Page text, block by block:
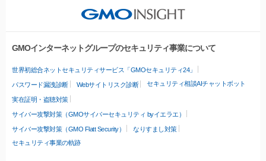
GMOインターネットグループのセキュリティ事業について
世界初総合ネットセキュリティサービス「GMOセキュリティ24」
パスワード漏洩診断 Webサイトリスク診断 セキュリティ相談AIチャットボット
実在証明・盗聴対策
サイバー攻撃対策（GMOサイバーセキュリティ byイエラエ）
サイバー攻撃対策（GMO Flatt Security）
なりすまし対策
セキュリティ事業の軌跡